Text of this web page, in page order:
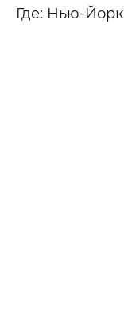
Где: Нью-Йорк